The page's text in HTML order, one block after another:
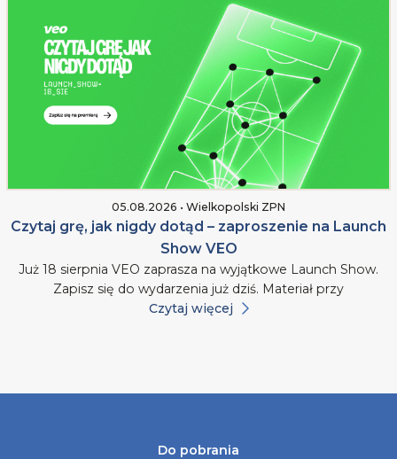
05.08.2026 • Wielkopolski ZPN
Czytaj grę, jak nigdy dotąd – zaproszenie na Launch
Show VEO
Już 18 sierpnia VEO zaprasza na wyjątkowe Launch Show.
Zapisz się do wydarzenia już dziś. Materiał przy
Czytaj więcej
Do pobrania